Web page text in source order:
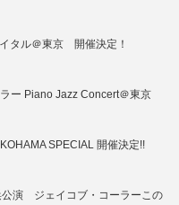
タル＠東京 開催決定！
ー Piano Jazz Concert＠東京
SPECIAL 開催決定!!
演 ジェイコブ・コーラーこの